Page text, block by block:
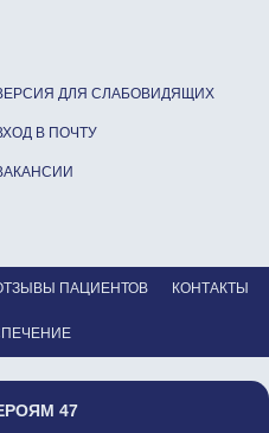
ПАЦИЕНТОВ КОНТАКТЫ
ДЛЯ СЛАБОВИДЯЩИХ
В ПОЧТУ
47